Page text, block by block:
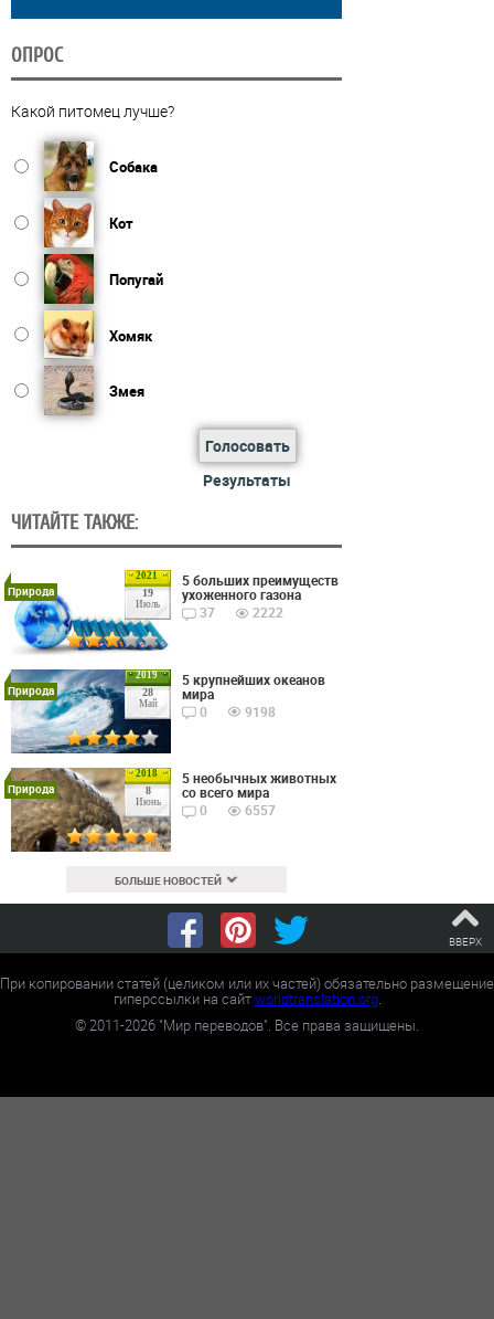
ОПРОС
Какой питомец лучше?
Собака
Кот
Попугай
Хомяк
Змея
Голосовать
Результаты
ЧИТАЙТЕ ТАКЖЕ:
2021
19
Июль
Природа
5 больших преимуществ
ухоженного газона
37
2222
2019
28
Май
Природа
5 крупнейших океанов
мира
0
9198
2018
8
Июнь
Природа
5 необычных животных
со всего мира
0
6557
БОЛЬШЕ НОВОСТЕЙ
ВВЕРХ
При копировании статей (целиком или их частей) обязательно размещение
гиперссылки на сайтworldtranslation.org.
©2011-2026 "Мир переводов". Все права защищены.